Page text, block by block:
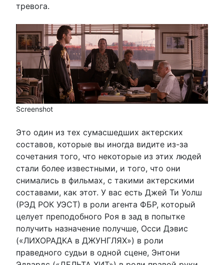
тревога.
Screenshot
Это один из тех сумасшедших актерских
составов, которые вы иногда видите из-за
сочетания того, что некоторые из этих людей
стали более известными, и того, что они
снимались в фильмах, с такими актерскими
составами, как этот. У вас есть Джей Ти Уолш
(РЭД РОК УЭСТ) в роли агента ФБР, который
целует преподобного Роя в зад в попытке
получить назначение получше, Осси Дэвис
(«ЛИХОРАДКА в ДЖУНГЛЯХ») в роли
праведного судьи в одной сцене, Энтони